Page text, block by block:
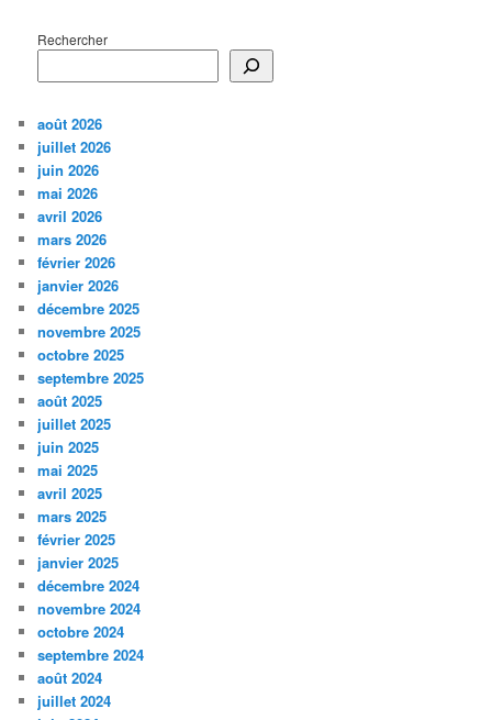
Rechercher
août 2026
juillet 2026
juin 2026
mai 2026
avril 2026
mars 2026
février 2026
janvier 2026
décembre 2025
novembre 2025
octobre 2025
septembre 2025
août 2025
juillet 2025
juin 2025
mai 2025
avril 2025
mars 2025
février 2025
janvier 2025
décembre 2024
novembre 2024
octobre 2024
septembre 2024
août 2024
juillet 2024